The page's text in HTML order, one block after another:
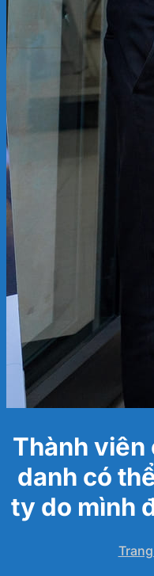
Thành viên
danh có
ty do mình